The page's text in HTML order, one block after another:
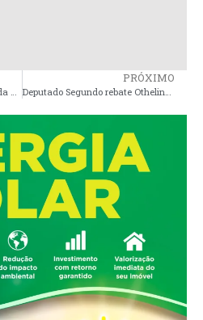
Guarnição da patrulha maria da penha prende indivíduo por violência doméstica e apreende arma de fogo em Pinheiro
PRÓXIMO
Deputado Segundo rebate Othelino e cobra emendas para a Baixada da senadora Ana Paula